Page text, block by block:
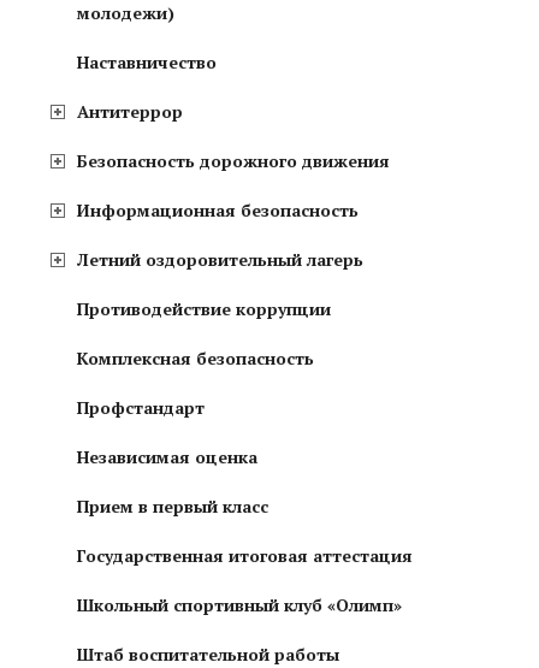
молодежи)
Наставничество
Антитеррор
Безопасность дорожного движения
Информационная безопасность
Летний оздоровительный лагерь
Противодействие коррупции
Комплексная безопасность
Профстандарт
Независимая оценка
Прием в первый класс
Государственная итоговая аттестация
Школьный спортивный клуб «Олимп»
Штаб воспитательной работы